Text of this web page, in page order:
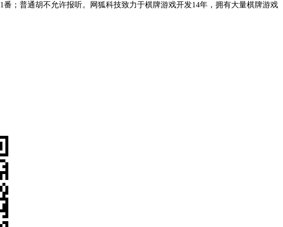
1番；普通胡不允许报听。
网狐科技致力于棋牌游戏开发14年，拥有大量棋牌游戏